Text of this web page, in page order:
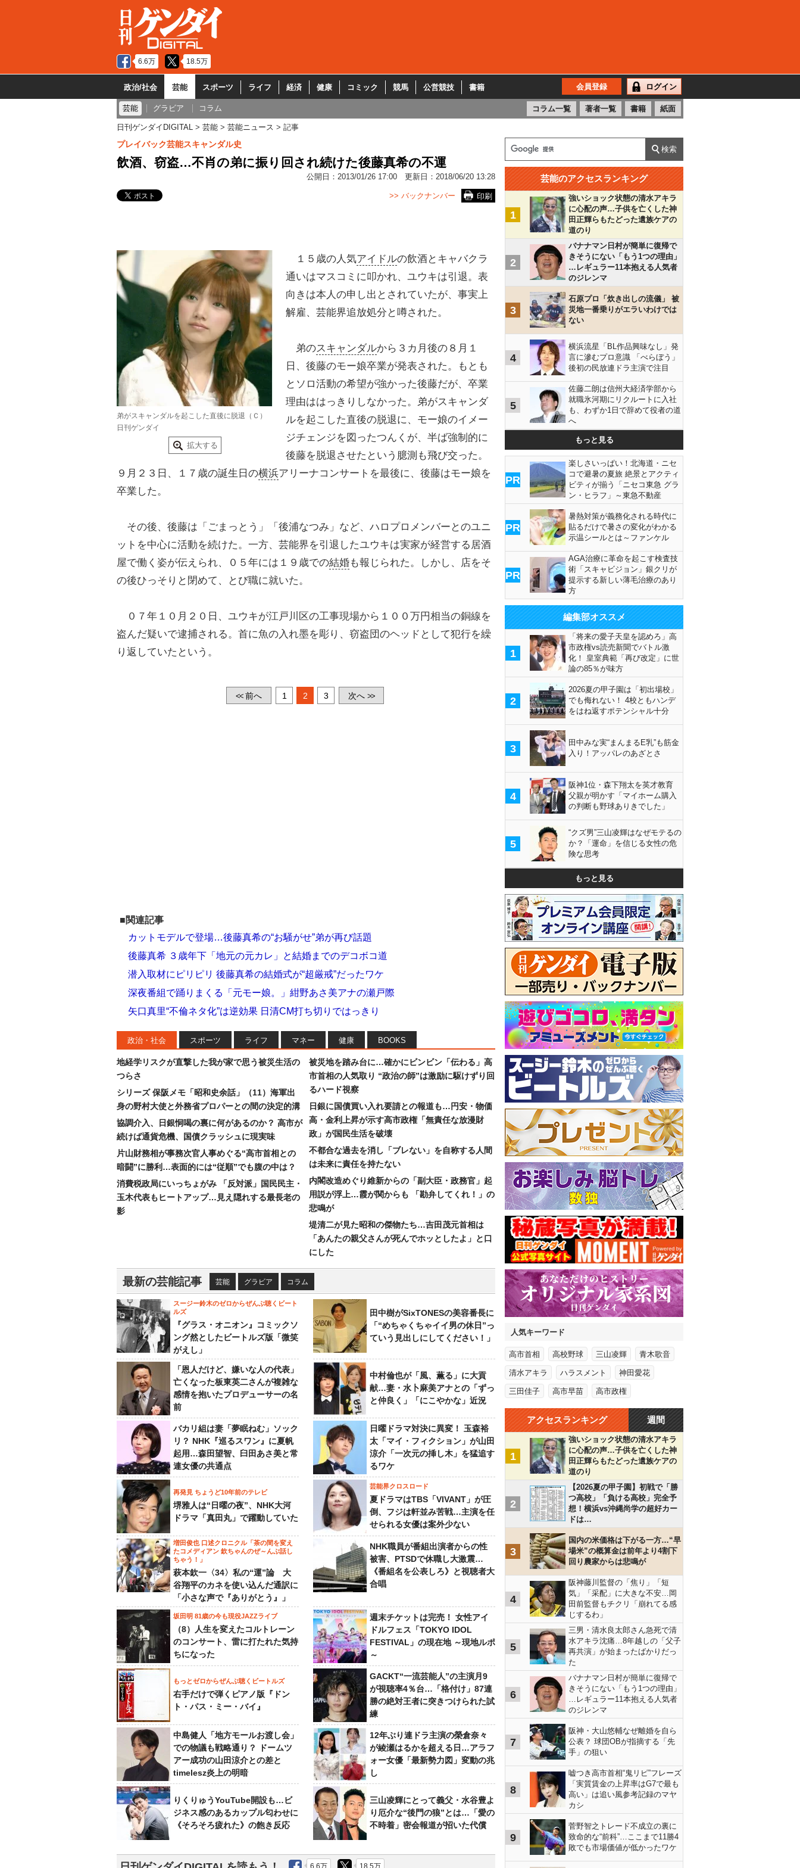
6.6万 18.5万
政治/社会 芸能 スポーツ ライフ 経済 健康 コミック 競馬 公営競技 書籍 会員登録 ログイン
芸能 グラビア コラム コラム一覧 著者一覧 書籍 紙面
日刊ゲンダイDIGITAL 芸能 芸能ニュース 記事
プレイバック芸能スキャンダル史
飲酒、窃盗…不肖の弟に振り回され続けた後藤真希の不運
公開日： 2013/01/26 17:00 更新日： 2018/06/20 13:28
印刷
>> バックナンバー
弟がスキャンダルを起こした直後に脱退（Ｃ）
日刊ゲンダイ
拡大する
１５歳の人気アイドルの飲酒とキャバクラ
通いはマスコミに叩かれ、ユウキは引退。表
向きは本人の申し出とされていたが、事実上
解雇、芸能界追放処分と噂された。
弟のスキャンダルから３カ月後の８月１
日、後藤のモー娘卒業が発表された。もとも
とソロ活動の希望が強かった後藤だが、卒業
理由ははっきりしなかった。弟がスキャンダ
ルを起こした直後の脱退に、モー娘のイメー
ジチェンジを図ったつんくが、半ば強制的に
後藤を脱退させたという臆測も飛び交った。
９月２３日、１７歳の誕生日の横浜アリーナコンサートを最後に、後藤はモー娘を
卒業した。
その後、後藤は「ごまっとう」「後浦なつみ」など、ハロプロメンバーとのユニ
ットを中心に活動を続けた。一方、芸能界を引退したユウキは実家が経営する居酒
屋で働く姿が伝えられ、０５年には１９歳での結婚も報じられた。しかし、店をそ
の後ひっそりと閉めて、とび職に就いた。
０７年１０月２０日、ユウキが江戸川区の工事現場から１００万円相当の銅線を
盗んだ疑いで逮捕される。首に魚の入れ墨を彫り、窃盗団のヘッドとして犯行を繰
り返していたという。
<<前へ 1 2 3 次へ >>
■関連記事
カットモデルで登場…後藤真希の“お騒がせ”弟が再び話題
後藤真希 ３歳年下「地元の元カレ」と結婚までのデコボコ道
潜入取材にピリピリ 後藤真希の結婚式が“超厳戒”だったワケ
深夜番組で踊りまくる「元モー娘。」紺野あさ美アナの瀬戸際
矢口真里“不倫ネタ化”は逆効果 日清CM打ち切りではっきり
政治・社会 スポーツ ライフ マネー 健康 BOOKS
地経学リスクが直撃した我が家で思う被災生活の
つらさ
シリーズ 保阪メモ「昭和史余話」（11）海軍出
身の野村大使と外務省プロパーとの間の決定的溝
協調介入、日銀恫喝の裏に何があるのか？ 高市が
続けば通貨危機、国債クラッシュに現実味
片山財務相が事務次官人事めぐる“高市首相との
暗闘”に勝利…表面的には“従順”でも腹の中は？
消費税政局にいっちょがみ 「反対派」国民民主・
玉木代表もヒートアップ…見え隠れする最長老の
影
被災地を踏み台に…確かにビンビン「伝わる」高
市首相の人気取り “政治の師”は激励に駆けずり回
るハード視察
日銀に国債買い入れ要請との報道も…円安・物価
高・金利上昇が示す高市政権「無責任な放漫財
政」が国民生活を破壊
不都合な過去を消し「ブレない」を自称する人間
は未来に責任を持たない
内閣改造めぐり維新からの「副大臣・政務官」起
用説が浮上…霞が関からも 「勘弁してくれ！」の
悲鳴が
堤清二が見た昭和の傑物たち…吉田茂元首相は
「あんたの親父さんが死んでホッとしたよ」と口
にした
最新の芸能記事 芸能 グラビア コラム
スージー鈴木のゼロからぜんぶ聴くビート
ルズ
『グラス・オニオン』コミックソ
ング然としたビートルズ版「微笑
がえし」
田中樹がSixTONESの美容番長に
「“めちゃくちゃイイ男の休日”っ
ていう見出しにしてください！」
「恩人だけど、嫌いな人の代表」
亡くなった板東英二さんが複雑な
感情を抱いたプロデューサーの名
前
中村倫也が「風、薫る」に大貢
献…妻・水卜麻美アナとの「ずっ
と仲良く」「にこやかな」近況
バカリ組は妻「夢眠ねむ」ソック
リ？ NHK『巡るスワン』に夏帆
起用…森田望智、臼田あさ美と常
連女優の共通点
日曜ドラマ対決に異変！ 玉森裕
太「マイ・フィクション」が山田
涼介「一次元の挿し木」を猛追す
るワケ
再発見 ちょうど10年前のテレビ
堺雅人は“日曜の夜”、NHK大河
ドラマ「真田丸」で躍動していた
芸能界クロスロード
夏ドラマはTBS「VIVANT」が圧
倒、フジは軒並み苦戦…主演を任
せられる女優は案外少ない
増田俊也 口述クロニクル「茶の間を変え
たコメディアン 欽ちゃんのぜ～んぶ話し
ちゃう！」
萩本欽一〈34〉私の“運”論 大
谷翔平のカネを使い込んだ通訳に
「小さな声で『ありがとう』」
NHK職員が番組出演者からの性
被害、PTSDで休職し大激震…
《番組名を公表しろ》と視聴者大
合唱
坂田明 81歳の今も現役JAZZライブ
（8）人生を変えたコルトレーン
のコンサート、雷に打たれた気持
ちになった
週末チケットは完売！ 女性アイ
ドルフェス「TOKYO IDOL
FESTIVAL」の現在地 ～現地ルポ
～
もっとゼロからぜんぶ聴くビートルズ
右手だけで弾くピアノ版『ドン
ト・パス・ミー・バイ』
GACKT“一流芸能人”の主演月9
が視聴率4％台…「格付け」87連
勝の絶対王者に突きつけられた試
練
中島健人「地方モールお渡し会」
での物議も戦略通り？ ドームツ
アー成功の山田涼介との差と
timelesz炎上の明暗
12年ぶり連ドラ主演の榮倉奈々
が綾瀬はるかを超える日…アラフ
ォー女優「最新勢力図」変動の兆
し
りくりゅうYouTube開設も…ビ
ジネス感のあるカップル匂わせに
《そろそろ疲れた》の飽き反応
三山凌輝にとって義父・水谷豊よ
り厄介な“後門の狼”とは…「愛の
不時着」密会報道が招いた代償
芸能のアクセスランキング
1
強いショック状態の清水アキラ
に心配の声…子供を亡くした神
田正輝らもたどった遺族ケアの
道のり
2
バナナマン日村が簡単に復帰で
きそうにない「もう1つの理由」
…レギュラー11本抱える人気者
のジレンマ
3
石原プロ「炊き出しの流儀」 被
災地一番乗りがエラいわけでは
ない
4
横浜流星「BL作品興味なし」発
言に滲むプロ意識 「べらぼう」
後初の民放連ドラ主演で注目
5
佐藤二朗は信州大経済学部から
就職氷河期にリクルートに入社
も、わずか1日で辞めて役者の道
へ
もっと見る
PR
楽しさいっぱい！北海道・ニセ
コで避暑の夏旅 絶景とアクティ
ビティが揃う「ニセコ東急 グラ
ン・ヒラフ」～東急不動産
PR
暑熱対策が義務化される時代に
貼るだけで暑さの変化がわかる
示温シールとは～ファンケル
PR
AGA治療に革命を起こす検査技
術「スキャビジョン」銀クリが
提示する新しい薄毛治療のあり
方
編集部オススメ
1
「将来の愛子天皇を認めろ」高
市政権vs読売新聞でバトル激
化！ 皇室典範「再び改定」に世
論の85％が味方
2
2026夏の甲子園は「初出場校」
でも侮れない！ 4校ともハンデ
をはね返すポテンシャル十分
3
田中みな実“まんまるE乳”も筋金
入り！アッパレのあざとさ
4
阪神1位・森下翔太を英才教育
父親が明かす「マイホーム購入
の判断も野球ありきでした」
5
“クズ男”三山凌輝はなぜモテるの
か？「運命」を信じる女性の危
険な思考
もっと見る
人気キーワード
高市首相 高校野球 三山凌輝 青木歌音
清水アキラ ハラスメント 神田愛花
三田佳子 高市早苗 高市政権
アクセスランキング 週間
1
強いショック状態の清水アキラ
に心配の声…子供を亡くした神
田正輝らもたどった遺族ケアの
道のり
2
【2026夏の甲子園】初戦で「勝
つ高校」「負ける高校」完全予
想！横浜vs沖縄尚学の超好カー
ドは…
3
国内の米価格は下がる一方…“早
場米”の概算金は前年より4割下
回り農家からは悲鳴が
4
阪神藤川監督の「焦り」「短
気」「采配」に大きな不安…岡
田前監督もチクリ「崩れてる感
じするわ」
5
三男・清水良太郎さん急死で清
水アキラ沈痛…8年越しの「父子
再共演」が始まったばかりだっ
た
6
バナナマン日村が簡単に復帰で
きそうにない「もう1つの理由」
…レギュラー11本抱える人気者
のジレンマ
7
阪神・大山悠輔なぜ離婚を自ら
公表？ 球団OBが指摘する「先
手」の狙い
8
嘘つき高市首相“鬼リピ”フレーズ
「実質賃金の上昇率はG7で最も
高い」は追い風参考記録のマヤ
カシ
9
菅野智之トレード不成立の裏に
致命的な“前科”…ここまで11勝4
敗でも市場価値が低かったワケ